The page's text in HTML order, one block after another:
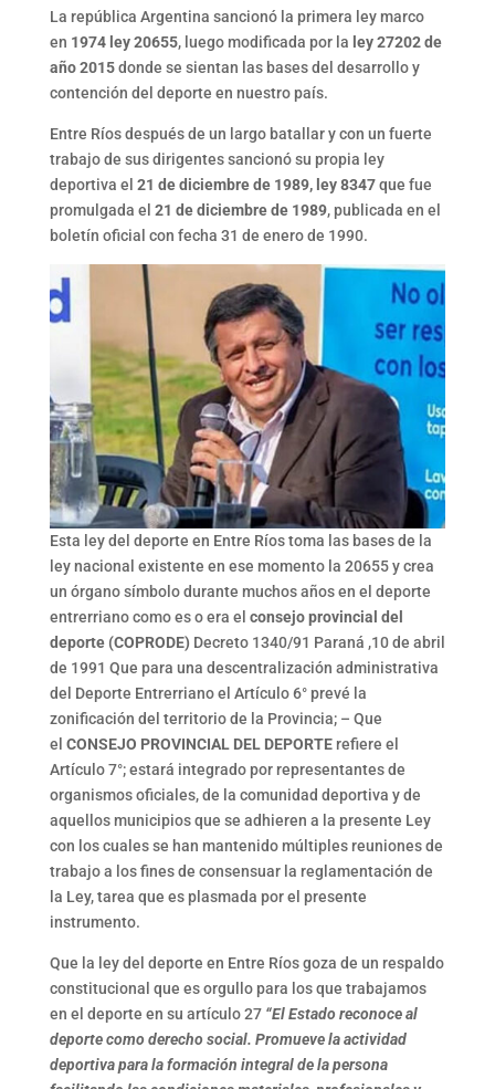
La república Argentina sancionó la primera ley marco
en 1974 ley 20655, luego modificada por la ley 27202 de
año 2015donde se sientan las bases del desarrollo y
contención del deporte en nuestro país.
Entre Ríos después de un largo batallar y con un fuerte
trabajo de sus dirigentes sancionó su propia ley
deportiva el 21 de diciembre de 1989, ley 8347que fue
promulgada el 21 de diciembre de 1989, publicada en el
boletín oficial con fecha 31 de enero de 1990.
Esta ley del deporte en Entre Ríos toma las bases de la
ley nacional existente en ese momento la 20655 y crea
un órgano símbolo durante muchos años en el deporte
entrerriano como es o era el consejo provincial del
deporte (COPRODE) Decreto 1340/91 Paraná ,10 de abril
de 1991 Que para una descentralización administrativa
del Deporte Entrerriano el Artículo 6° prevé la
zonificación del territorio de la Provincia; – Que
el CONSEJO PROVINCIAL DEL DEPORTErefiere el
Artículo 7°; estará integrado por representantes de
organismos oficiales, de la comunidad deportiva y de
aquellos municipios que se adhieren a la presente Ley
con los cuales se han mantenido múltiples reuniones de
trabajo a los fines de consensuar la reglamentación de
la Ley, tarea que es plasmada por el presente
instrumento.
Que la ley del deporte en Entre Ríos goza de un respaldo
constitucional que es orgullo para los que trabajamos
en el deporte en su artículo 27 “El Estado reconoce al
deporte como derecho social. Promueve la actividad
deportiva para la formación integral de la persona